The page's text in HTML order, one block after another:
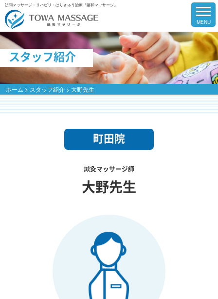
訪問マッサージ・リハビリ・はりきゅう治療『藤和マッサージ』
スタッフ紹介
ホーム > スタッフ紹介> 大野先生
町田院
鍼灸マッサージ師
大野先生